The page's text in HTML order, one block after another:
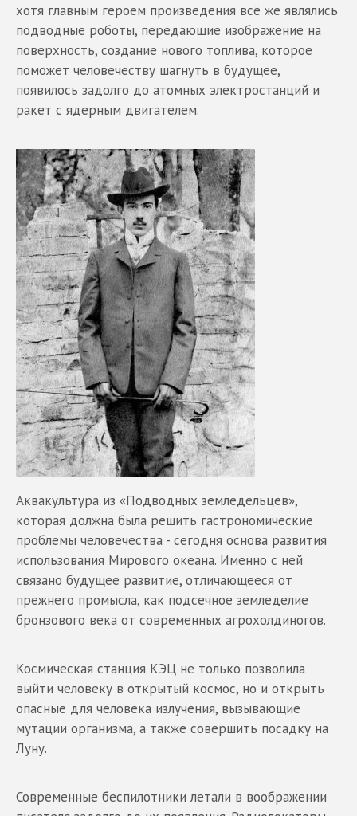
хотя главным героем произведения всё же являлись
подводные роботы, передающие изображение на
поверхность, создание нового топлива, которое
поможет человечеству шагнуть в будущее,
появилось задолго до атомных электростанций и
ракет с ядерным двигателем.
Аквакультура из «Подводных земледельцев»,
которая должна была решить гастрономические
проблемы человечества - сегодня основа развития
использования Мирового океана. Именно с ней
связано будущее развитие, отличающееся от
прежнего промысла, как подсечное земледелие
бронзового века от современных агрохолдиногов.
Космическая станция КЭЦ не только позволила
выйти человеку в открытый космос, но и открыть
опасные для человека излучения, вызывающие
мутации организма, а также совершить посадку на
Луну.
Современные беспилотники летали в воображении